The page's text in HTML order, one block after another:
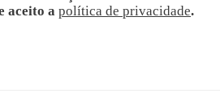
aceito a política de privacidade.